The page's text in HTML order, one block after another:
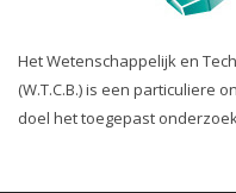
Het Wetenschappelijk en
(W.T.C.B.) is een particuliere
doel het toegepast